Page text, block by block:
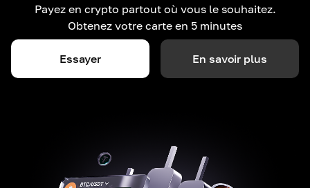
Payez en crypto partout où vous le souhaitez.
Obtenez votre carte en 5 minutes
Essayer En savoir plus